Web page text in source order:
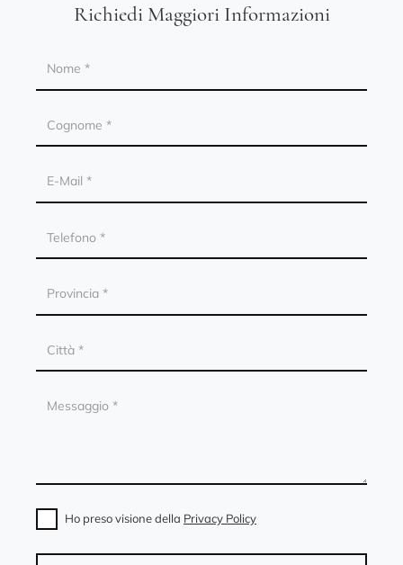
Richiedi Maggiori Informazioni
Ho preso visione della Privacy Policy